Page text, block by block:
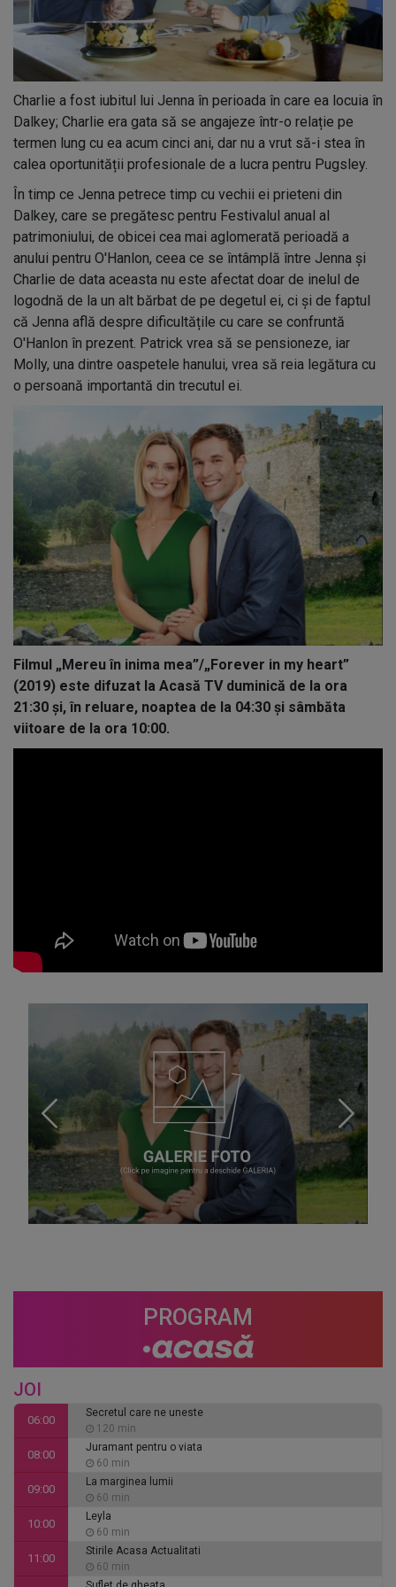
Charlie a fost iubitul lui Jenna în perioada în care ea locuia în
Dalkey; Charlie era gata să se angajeze într-o relație pe
termen lung cu ea acum cinci ani, dar nu a vrut să-i stea în
calea oportunității profesionale de a lucra pentru Pugsley.
În timp ce Jenna petrece timp cu vechii ei prieteni din
Dalkey, care se pregătesc pentru Festivalul anual al
patrimoniului, de obicei cea mai aglomerată perioadă a
anului pentru O'Hanlon, ceea ce se întâmplă între Jenna și
Charlie de data aceasta nu este afectat doar de inelul de
logodnă de la un alt bărbat de pe degetul ei, ci și de faptul
că Jenna află despre dificultățile cu care se confruntă
O'Hanlon în prezent. Patrick vrea să se pensioneze, iar
Molly, una dintre oaspetele hanului, vrea să reia legătura cu
o persoană importantă din trecutul ei.
Filmul „Mereu în inima mea”/„Forever in my heart”
(2019) este difuzat la Acasă TV duminică de la ora
21:30 și, în reluare, noaptea de la 04:30 și sâmbăta
viitoare de la ora 10:00.
PROGRAM
JOI
06:00
Secretul care ne uneste
120 min
08:00
Juramant pentru o viata
60 min
09:00
La marginea lumii
60 min
10:00
Leyla
60 min
11:00
Stirile Acasa Actualitati
60 min